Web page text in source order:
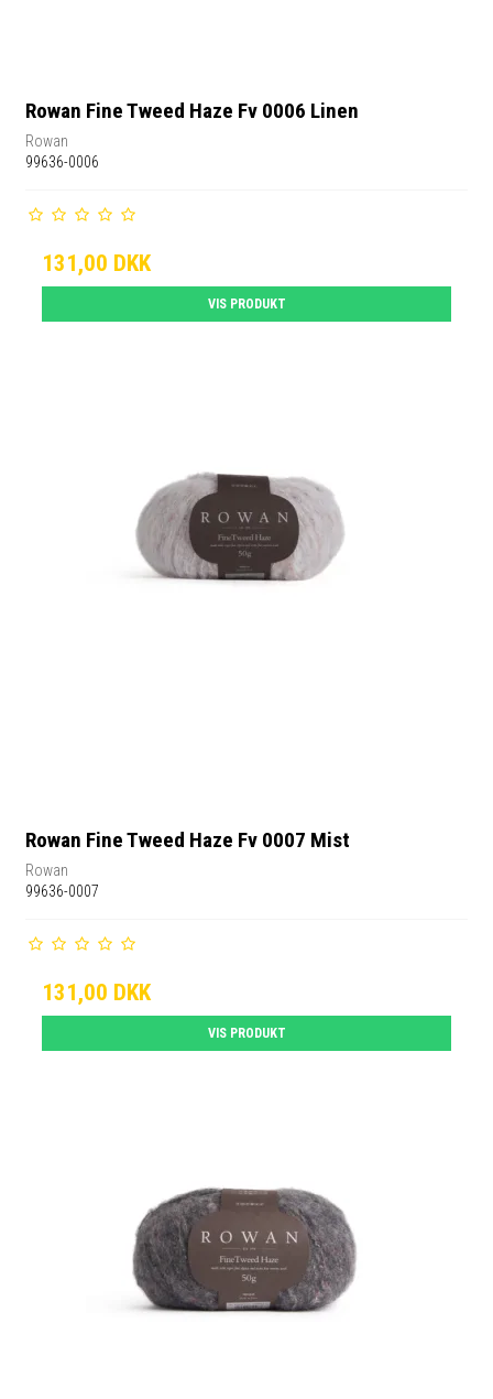
Rowan Fine Tweed Haze Fv 0006 Linen
Rowan
99636-0006
131,00 DKK
VIS PRODUKT
Rowan Fine Tweed Haze Fv 0007 Mist
Rowan
99636-0007
131,00 DKK
VIS PRODUKT